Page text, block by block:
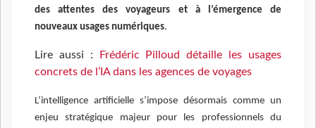
des attentes des voyageurs et à l’émergence de
nouveaux usages numériques.
Lire aussi : Frédéric Pilloud détaille les usages
concrets de l’IA dans les agences de voyages
L’intelligence artificielle s’impose désormais comme un
enjeu stratégique majeur pour les professionnels du